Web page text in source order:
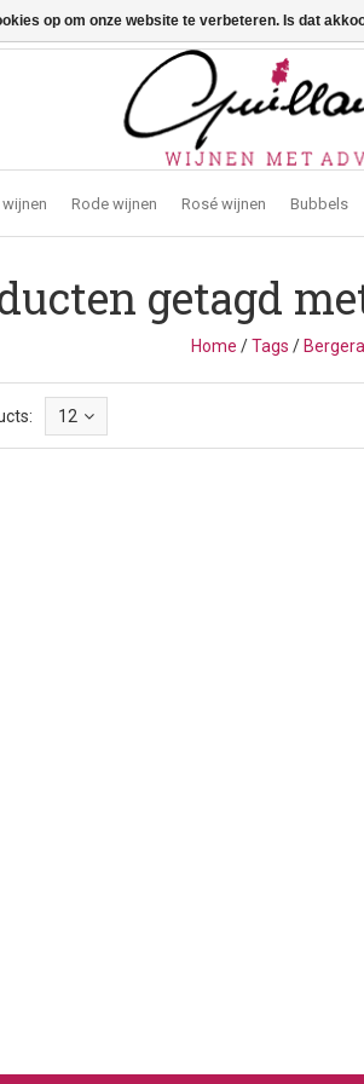
2, 3272 Testelt -
Rode wijnen Rosé wijnen Bubbels
getagd
Home /Tags /
12
op om onze website te verbeteren. Is dat